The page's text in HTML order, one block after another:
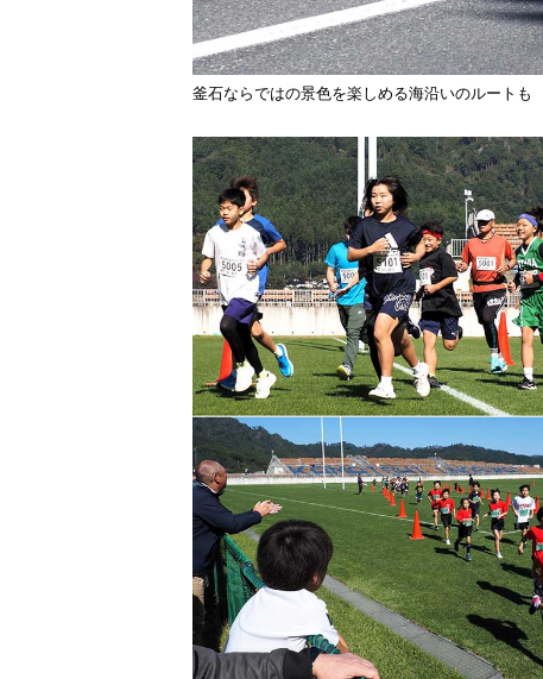
釜石ならではの景色を楽しめる海沿いのルートも